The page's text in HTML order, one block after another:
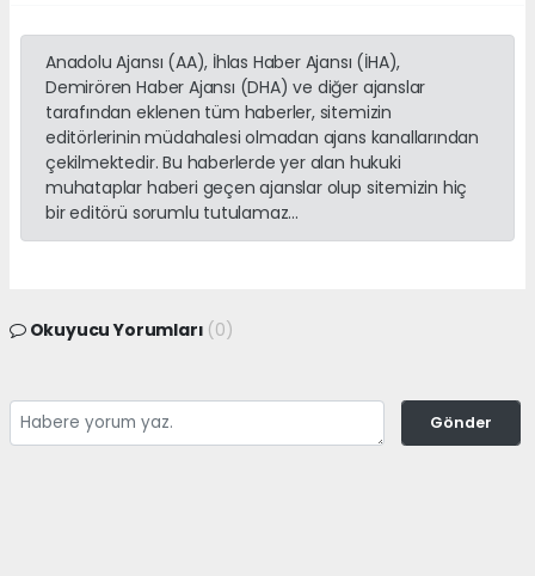
Anadolu Ajansı (AA), İhlas Haber Ajansı (İHA),
Demirören Haber Ajansı (DHA) ve diğer ajanslar
tarafından eklenen tüm haberler, sitemizin
editörlerinin müdahalesi olmadan ajans kanallarından
çekilmektedir. Bu haberlerde yer alan hukuki
muhataplar haberi geçen ajanslar olup sitemizin hiç
bir editörü sorumlu tutulamaz...
Okuyucu Yorumları (0)
Gönder